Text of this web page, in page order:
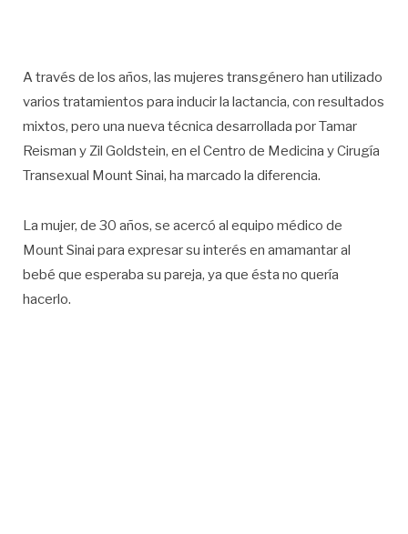
A través de los años, las mujeres transgénero han utilizado
varios tratamientos para inducir la lactancia, con resultados
mixtos, pero una nueva técnica desarrollada por Tamar
Reisman y Zil Goldstein, en el Centro de Medicina y Cirugía
Transexual Mount Sinai, ha marcado la diferencia.
La mujer, de 30 años, se acercó al equipo médico de
Mount Sinai para expresar su interés en amamantar al
bebé que esperaba su pareja, ya que ésta no quería
hacerlo.